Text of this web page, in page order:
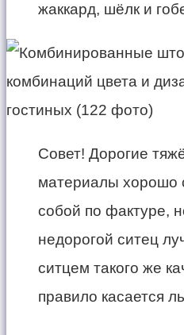
жаккард, шёлк и
Совет! Дорогие
материалы хорошо
собой по фактуре,
недорогой ситец
ситцем такого же
правило касается